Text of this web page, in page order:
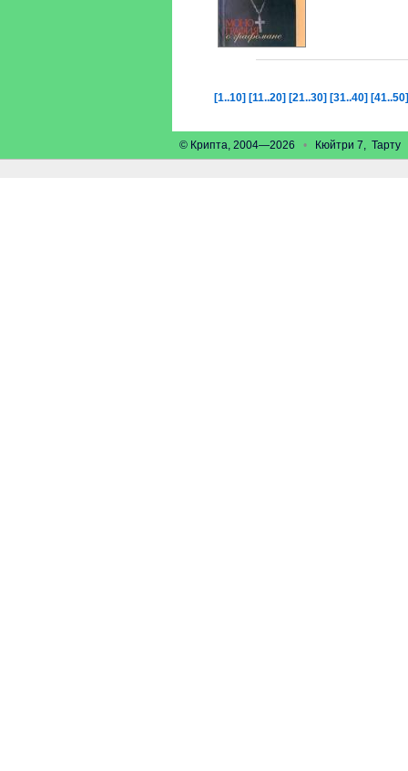
[1..10] [11..20] [21..30] [31..40] [41..50]
© Крипта, 2004—2026 • Кюйтри 7, Тарту